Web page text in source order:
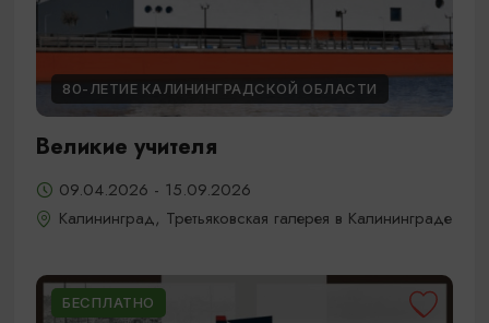
80-ЛЕТИЕ КАЛИНИНГРАДСКОЙ ОБЛАСТИ
Великие учителя
09.04.2026 - 15.09.2026
Калининград, Третьяковская галерея в Калининграде
БЕСПЛАТНО